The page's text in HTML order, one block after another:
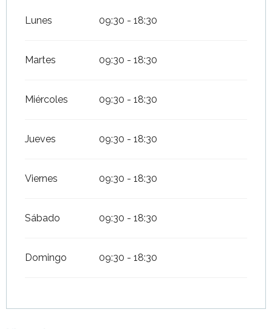
Lunes 09:30 - 18:30
Martes 09:30 - 18:30
Miércoles 09:30 - 18:30
Jueves 09:30 - 18:30
Viernes 09:30 - 18:30
Sábado 09:30 - 18:30
Domingo 09:30 - 18:30